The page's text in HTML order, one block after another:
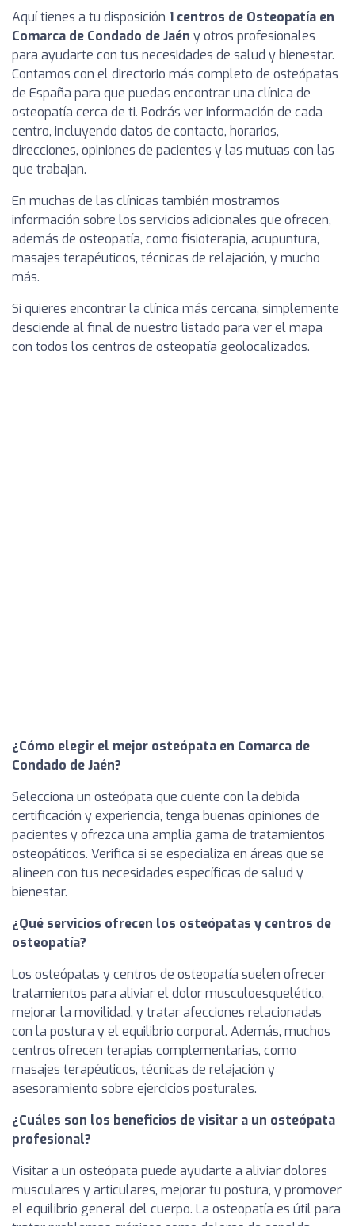
Aquí tienes a tu disposición 1 centros de Osteopatía en
Comarca de Condado de Jaén y otros profesionales
para ayudarte con tus necesidades de salud y bienestar.
Contamos con el directorio más completo de osteópatas
de España para que puedas encontrar una clínica de
osteopatía cerca de ti. Podrás ver información de cada
centro, incluyendo datos de contacto, horarios,
direcciones, opiniones de pacientes y las mutuas con las
que trabajan.
En muchas de las clínicas también mostramos
información sobre los servicios adicionales que ofrecen,
además de osteopatía, como fisioterapia, acupuntura,
masajes terapéuticos, técnicas de relajación, y mucho
más.
Si quieres encontrar la clínica más cercana, simplemente
desciende al final de nuestro listado para ver el mapa
con todos los centros de osteopatía geolocalizados.
¿Cómo elegir el mejor osteópata en Comarca de
Condado de Jaén?
Selecciona un osteópata que cuente con la debida
certificación y experiencia, tenga buenas opiniones de
pacientes y ofrezca una amplia gama de tratamientos
osteopáticos. Verifica si se especializa en áreas que se
alineen con tus necesidades específicas de salud y
bienestar.
¿Qué servicios ofrecen los osteópatas y centros de
osteopatía?
Los osteópatas y centros de osteopatía suelen ofrecer
tratamientos para aliviar el dolor musculoesquelético,
mejorar la movilidad, y tratar afecciones relacionadas
con la postura y el equilibrio corporal. Además, muchos
centros ofrecen terapias complementarias, como
masajes terapéuticos, técnicas de relajación y
asesoramiento sobre ejercicios posturales.
¿Cuáles son los beneficios de visitar a un osteópata
profesional?
Visitar a un osteópata puede ayudarte a aliviar dolores
musculares y articulares, mejorar tu postura, y promover
el equilibrio general del cuerpo. La osteopatía es útil para